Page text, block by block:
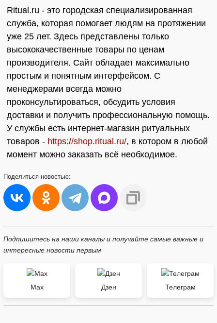
Ritual.ru - это городская специализированная
служба, которая помогает людям на протяжении
уже 25 лет. Здесь представлены только
высококачественные товары по ценам
производителя. Сайт обладает максимально
простым и понятным интерфейсом. С
менеджерами всегда можно
проконсультироваться, обсудить условия
доставки и получить профессиональную помощь.
У службы есть интернет-магазин ритуальных
товаров - https://shop.ritual.ru/, в котором в любой
момент можно заказать всё необходимое.
Поделиться новостью:
Подпишитесь на наши каналы и получайте самые важные и
интересные новости первым
Max Дзен Телеграм